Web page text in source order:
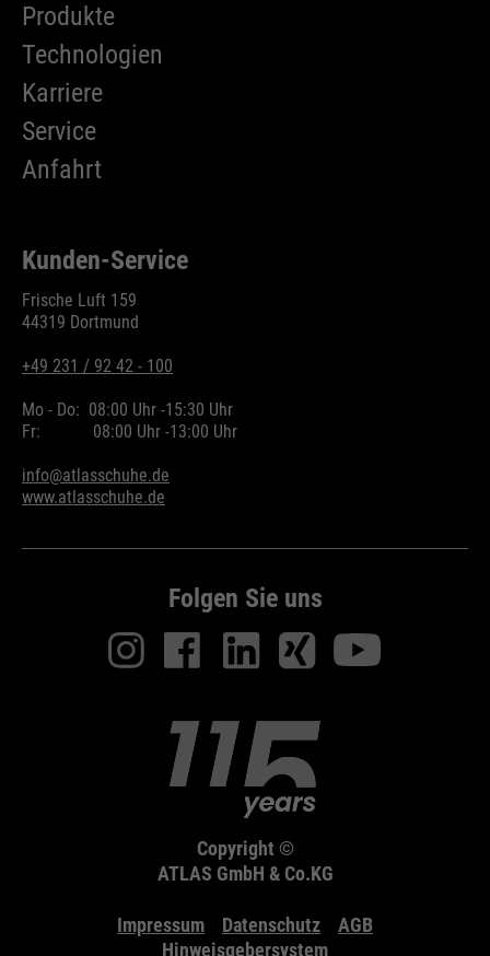
Produkte
Technologien
Karriere
Service
Anfahrt
Kunden-Service
Frische Luft 159
44319 Dortmund
+49 231 / 92 42 - 100
Mo - Do: 08:00 Uhr -15:30 Uhr
Fr:
08:00 Uhr -13:00 Uhr
info@atlasschuhe.de
www.atlasschuhe.de
Folgen Sie uns
Copyright ©
ATLAS GmbH & Co.KG
Impressum Datenschutz
AGB
Hinweisgebersystem